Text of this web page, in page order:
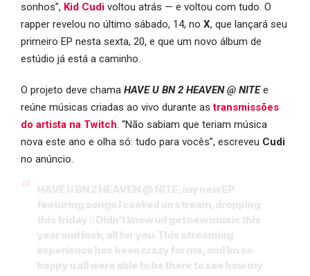
sonhos”, Kid Cudi voltou atrás — e voltou com tudo. O
rapper revelou no último sábado, 14, no X, que lançará seu
primeiro EP nesta sexta, 20, e que um novo álbum de
estúdio já está a caminho.
O projeto deve chama HAVE U BN 2 HEAVEN @ NITEe
reúne músicas criadas ao vivo durante astransmissões
do artista na Twitch. “Não sabiam que teriam música
nova este ano e olha só: tudo para vocês”, escreveu Cudi
no anúncio.